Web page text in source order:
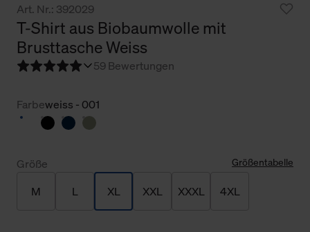
Art. Nr.: 392029
T-Shirt aus Biobaumwolle mit
Brusttasche Weiss
59 Bewertungen
Farbeweiss - 001
Größe Größentabelle
M L XL XXL XXXL 4XL